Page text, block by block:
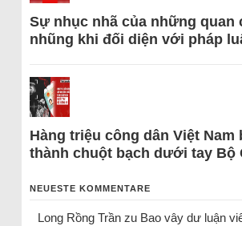
Sự nhục nhã của những quan
nhũng khi đối diện với pháp
Hàng triệu công dân Việt Nam
thành chuột bạch dưới tay Bộ
NEUESTE KOMMENTARE
Long Rồng Trầnzu Bao vây dư luận